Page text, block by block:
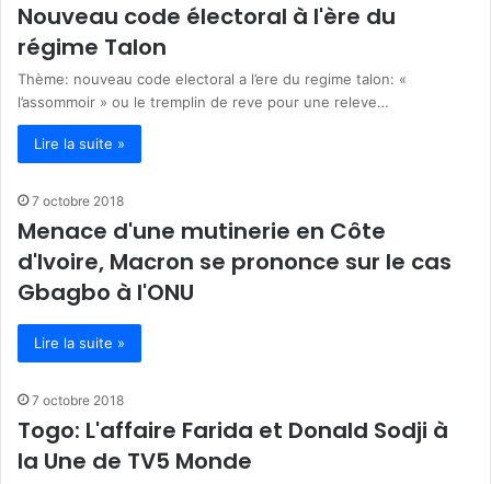
Nouveau code électoral à l'ère du
régime Talon
Thème: nouveau code electoral a l’ere du regime talon: «
l’assommoir » ou le tremplin de reve pour une releve…
Lire la suite »
7 octobre 2018
Menace d'une mutinerie en Côte
d'Ivoire, Macron se prononce sur le cas
Gbagbo à l'ONU
Lire la suite »
7 octobre 2018
Togo: L'affaire Farida et Donald Sodji à
la Une de TV5 Monde